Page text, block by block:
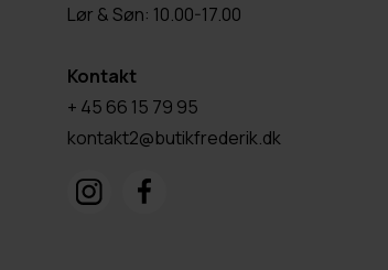
Lør & Søn: 10.00-17.00
Kontakt
+ 45 66 15 79 95
kontakt2@butikfrederik.dk